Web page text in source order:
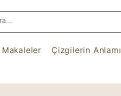
Makaleler Çizgilerin Anlamı